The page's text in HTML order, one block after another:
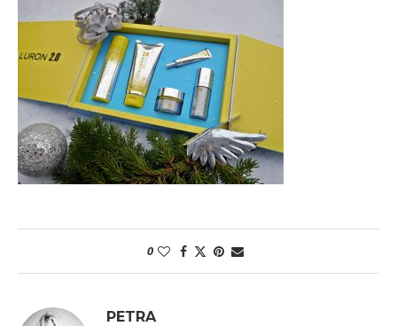
0
PETRA